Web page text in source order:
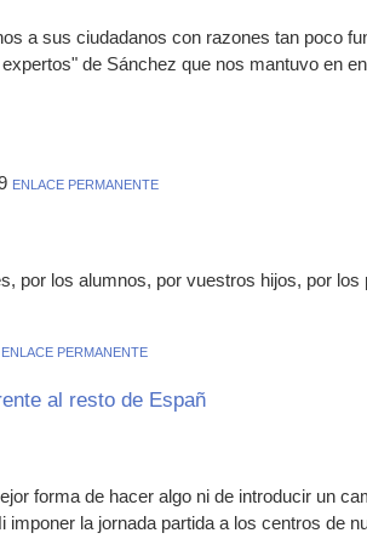
a sus ciudadanos con razones tan poco
de Sánchez que nos mantuvo en
ENLACE PERMANENTE
por los alumnos, por vuestros hijos, por los
ENLACE PERMANENTE
al resto de Españ
forma de hacer algo ni de introducir un
la jornada partida a los centros de